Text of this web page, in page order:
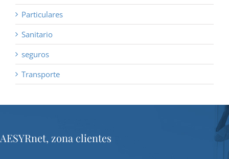
Particulares
Sanitario
seguros
Transporte
AESYRnet, zona clientes